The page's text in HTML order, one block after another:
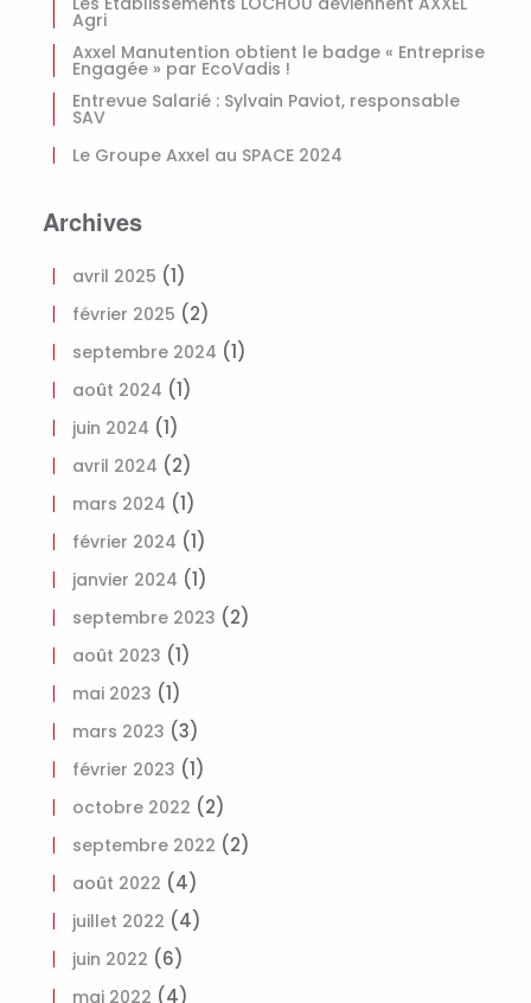
Agri
Axxel Manutention obtient le badge « Entreprise
Engagée » par EcoVadis !
Entrevue Salarié : Sylvain Paviot, responsable
SAV
Le Groupe Axxel au SPACE 2024
Archives
avril 2025 (1)
février 2025 (2)
septembre 2024 (1)
août 2024 (1)
juin 2024 (1)
avril 2024 (2)
mars 2024 (1)
février 2024 (1)
janvier 2024 (1)
septembre 2023 (2)
août 2023 (1)
mai 2023 (1)
mars 2023 (3)
février 2023 (1)
octobre 2022 (2)
septembre 2022 (2)
août 2022 (4)
juillet 2022 (4)
juin 2022 (6)
mai 2022 (4)